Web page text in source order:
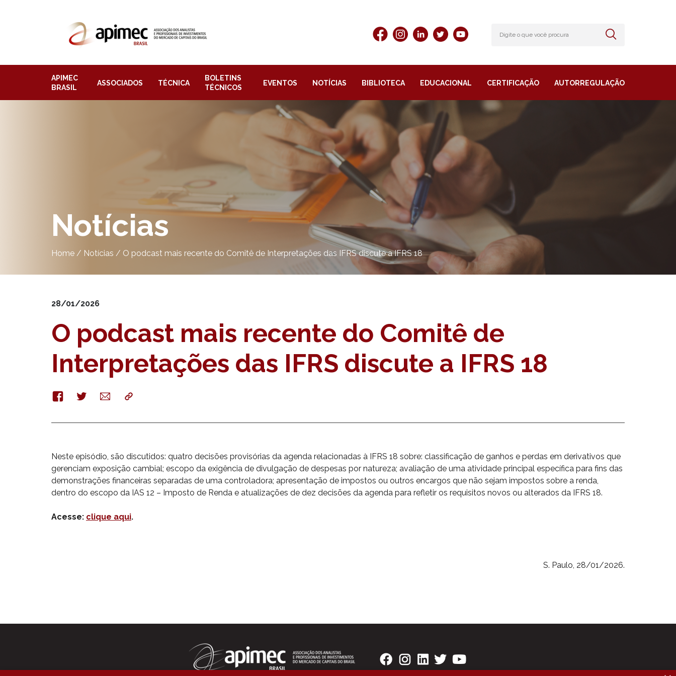
APIMEC
BRASIL
ASSOCIADOS TÉCNICA
BOLETINS
TÉCNICOS
EVENTOS NOTÍCIAS BIBLIOTECA EDUCACIONAL CERTIFICAÇÃO AUTORREGULAÇÃO
Notícias
Home / Notícias / O podcast mais recente do Comitê de Interpretações das IFRS discute a IFRS 18
28/01/2026
O podcast mais recente do Comitê de
Interpretações das IFRS discute a IFRS 18
FacebookTwitterE-
mail
Copy
Neste episódio, são discutidos: quatro decisões provisórias da agenda relacionadas à IFRS 18 sobre: classificação de ganhos e perdas em derivativos que
gerenciam exposição cambial; escopo da exigência de divulgação de despesas por natureza; avaliação de uma atividade principal específica para fins das
demonstrações financeiras separadas de uma controladora; apresentação de impostos ou outros encargos que não sejam impostos sobre a renda,
dentro do escopo da IAS 12 – Imposto de Renda e atualizações de dez decisões da agenda para refletir os requisitos novos ou alterados da IFRS 18.
Acesse: clique aqui.
S. Paulo, 28/01/2026.